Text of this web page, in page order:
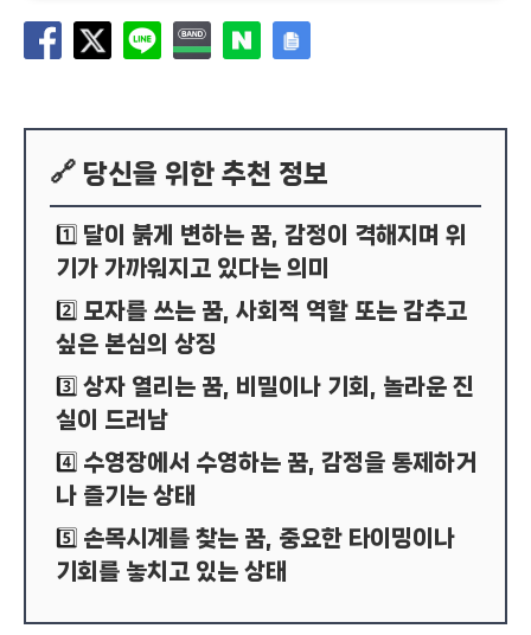
🔗 당신을 위한 추천 정보
1️⃣ 달이 붉게 변하는 꿈, 감정이 격해지며 위
기가 가까워지고 있다는 의미
2️⃣ 모자를 쓰는 꿈, 사회적 역할 또는 감추고
싶은 본심의 상징
3️⃣ 상자 열리는 꿈, 비밀이나 기회, 놀라운 진
실이 드러남
4️⃣ 수영장에서 수영하는 꿈, 감정을 통제하거
나 즐기는 상태
5️⃣ 손목시계를 찾는 꿈, 중요한 타이밍이나
기회를 놓치고 있는 상태